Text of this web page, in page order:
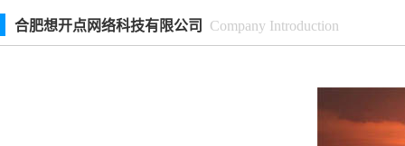
合肥想开点网络科技有限公司 Company Introduction